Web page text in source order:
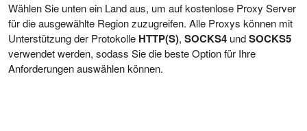
Wählen Sie unten ein Land aus, um auf kostenlose Proxy Server
für die ausgewählte Region zuzugreifen. Alle Proxys können mit
Unterstützung der Protokolle HTTP(S), SOCKS4 undSOCKS5
verwendet werden, sodass Sie die beste Option für Ihre
Anforderungen auswählen können.